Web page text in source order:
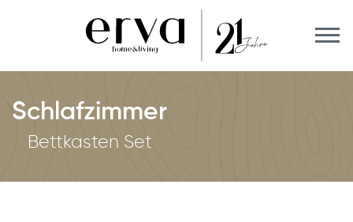
Schlafzimmer
Bettkasten Set